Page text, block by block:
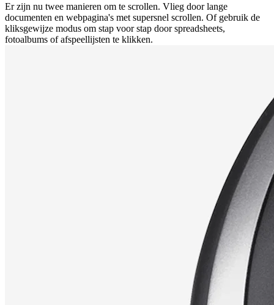
Er zijn nu twee manieren om te scrollen. Vlieg door lange
documenten en webpagina's met supersnel scrollen. Of gebruik de
kliksgewijze modus om stap voor stap door spreadsheets,
fotoalbums of afspeellijsten te klikken.